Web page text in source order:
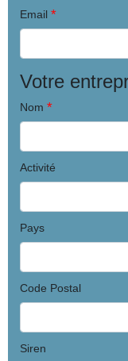
Email *
Votre
Nom *
Activité
Pays
Code Postal
Siren